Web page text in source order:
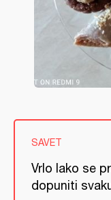
SAVET
Vrlo lako se
dopuniti